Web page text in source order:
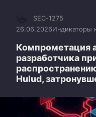
SEC-1275
26.06.2026Индикаторы
Компрометация
разработчика
Hulud,